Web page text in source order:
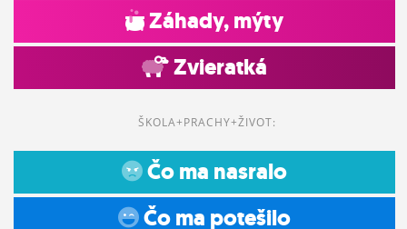
Záhady, mýty
Zvieratká
ŠKOLA+PRACHY+ŽIVOT:
Čo ma nasralo
Čo ma potešilo